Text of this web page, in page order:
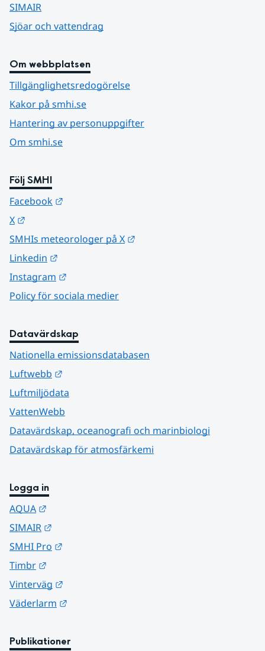
SIMAIR
Sjöar och vattendrag
Om webbplatsen
Tillgänglighetsredogörelse
Kakor på smhi.se
Hantering av personuppgifter
Om smhi.se
Följ SMHI
Facebook
X
SMHIs meteorologer på X
Linkedin
Instagram
Policy för sociala medier
Datavärdskap
Nationella emissionsdatabasen
Luftwebb
Luftmiljödata
VattenWebb
Datavärdskap, oceanografi och marinbiologi
Datavärdskap för atmosfärkemi
Logga in
AQUA
SIMAIR
SMHI Pro
Timbr
Vinterväg
Väderlarm
Publikationer